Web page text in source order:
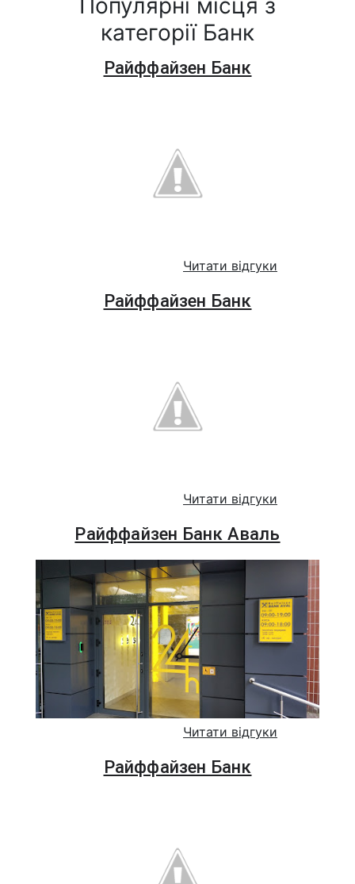
Популярні місця з
категорії Банк
Райффайзен Банк
Читати відгуки
Райффайзен Банк
Читати відгуки
Райффайзен Банк Аваль
Читати відгуки
Райффайзен Банк